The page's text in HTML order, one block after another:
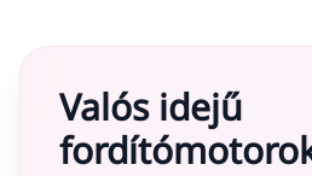
Valós idejű